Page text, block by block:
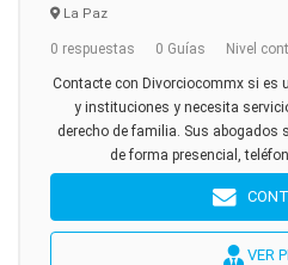
La Paz
0 respuestas 0 Guías Nivel
Contacte con Divorciocommx si es
y instituciones y necesita
derecho de familia. Sus abogados
de forma presencial,
VER